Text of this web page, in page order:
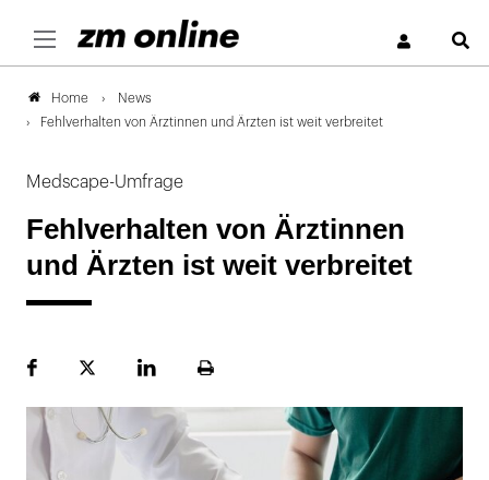
Home
News
Fehlverhalten von Ärztinnen und Ärzten ist weit verbreitet
Medscape-Umfrage
Fehlverhalten von Ärztinnen
und Ärzten ist weit verbreitet
FacebookPlattformLinekdInSeite